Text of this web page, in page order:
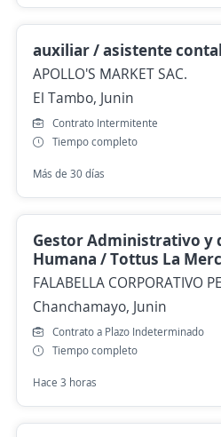
auxiliar / asistente
APOLLO'S MARKET SAC.
El Tambo, Junin
Contrato Intermitente
Tiempo completo
Más de 30 días
Gestor Administrativo y
Humana / Tottus La
FALABELLA CORPORATIVO
Chanchamayo, Junin
Contrato a Plazo Indeterminado
Tiempo completo
Hace 3 horas